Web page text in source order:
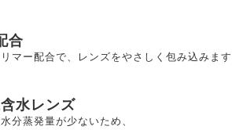
合
マー配合で、レンズをやさしく包み込みます
水レンズ
分蒸発量が少ないため、